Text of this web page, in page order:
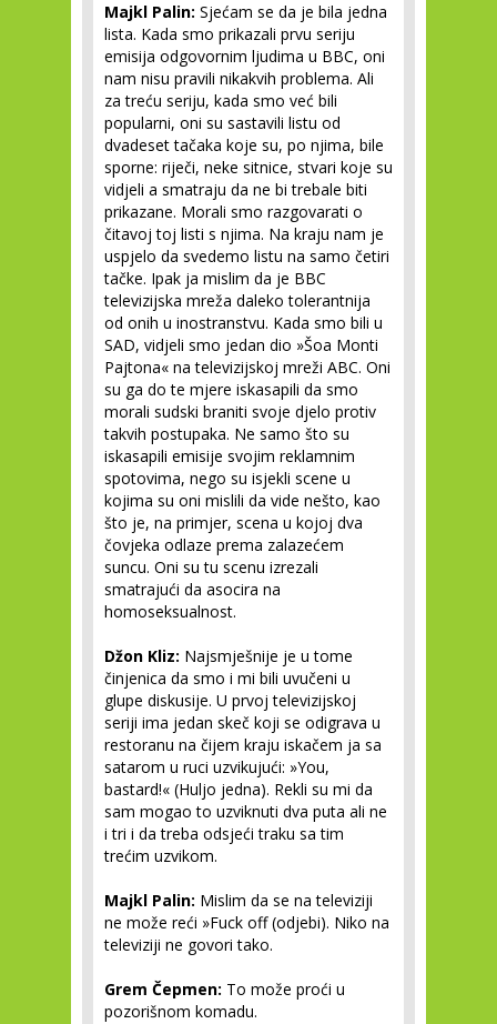
Majkl Palin: Sjećam se da je bila jedna
lista. Kada smo prikazali prvu seriju
emisija odgovornim ljudima u BBC, oni
nam nisu pravili nikakvih problema. Ali
za treću seriju, kada smo već bili
popularni, oni su sastavili listu od
dvadeset tačaka koje su, po njima, bile
sporne: riječi, neke sitnice, stvari koje su
vidjeli a smatraju da ne bi trebale biti
prikazane. Morali smo razgovarati o
čitavoj toj listi s njima. Na kraju nam je
uspjelo da svedemo listu na samo četiri
tačke. Ipak ja mislim da je BBC
televizijska mreža daleko tolerantnija
od onih u inostranstvu. Kada smo bili u
SAD, vidjeli smo jedan dio »Šoa Monti
Pajtona« na televizijskoj mreži ABC. Oni
su ga do te mjere iskasapili da smo
morali sudski braniti svoje djelo protiv
takvih postupaka. Ne samo što su
iskasapili emisije svojim reklamnim
spotovima, nego su isjekli scene u
kojima su oni mislili da vide nešto, kao
što je, na primjer, scena u kojoj dva
čovjeka odlaze prema zalazećem
suncu. Oni su tu scenu izrezali
smatrajući da asocira na
homoseksualnost.
Džon Kliz: Najsmješnije je u tome
činjenica da smo i mi bili uvučeni u
glupe diskusije. U prvoj televizijskoj
seriji ima jedan skeč koji se odigrava u
restoranu na čijem kraju iskačem ja sa
satarom u ruci uzvikujući: »You,
bastard!« (Huljo jedna). Rekli su mi da
sam mogao to uzviknuti dva puta ali ne
i tri i da treba odsjeći traku sa tim
trećim uzvikom.
Majkl Palin: Mislim da se na televiziji
ne može reći »Fuck off (odjebi). Niko na
televiziji ne govori tako.
Grem Čepmen: To može proći u
pozorišnom komadu.